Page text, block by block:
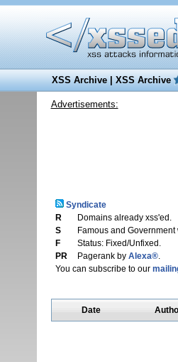
XSS Archive|XSS Archive
Advertisements:
Syndicate
R
Domains already xss'ed.
S
Famous and Government
F
Status: Fixed/Unfixed.
PR
Pagerank by Alexa®.
You can subscribe to our
Date